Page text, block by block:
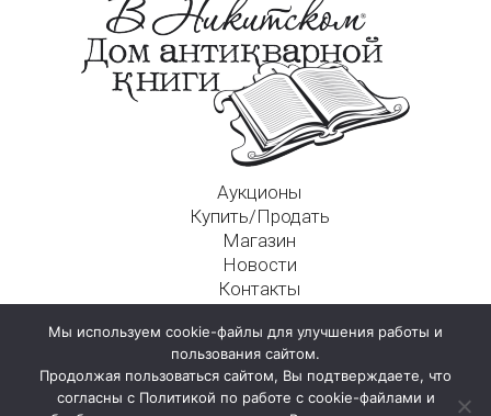
Аукционы
Купить/Продать
Магазин
Новости
Контакты
125009, г. Москва, Никитский пер., д. 4а, стр. 1
Мы используем cookie-файлы для улучшения работы и
пользования сайтом.
Продолжая пользоваться сайтом, Вы подтверждаете, что
согласны с Политикой по работе с cookie-файлами и